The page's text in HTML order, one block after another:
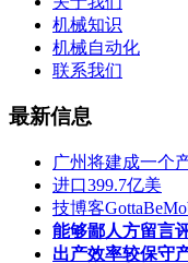
机械知识
机械自动化
联系我们
最新信息
广州将建成一个
进口399.7亿美
技博客
能够鄙人方留言
出产效率较保守